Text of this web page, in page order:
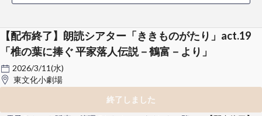
【配布終了】朗読シアター「ききものがたり」act.19
「椎の葉に捧ぐ 平家落人伝説－鶴富－より」
2026/3/11(水)
東文化小劇場
終了しました